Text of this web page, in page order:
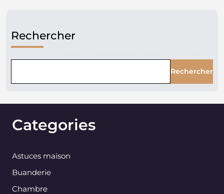
Rechercher
Rechercher
Categories
Astuces maison
Buanderie
Chambre